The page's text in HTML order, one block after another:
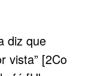
diz que
vista” [2Co